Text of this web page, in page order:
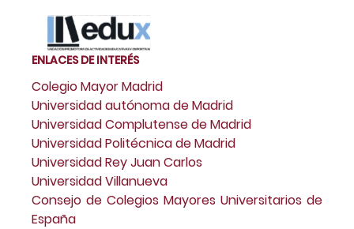
ENLACES DE INTERÉS
Colegio Mayor Madrid
Universidad autónoma de Madrid
Universidad Complutense de Madrid
Universidad Politécnica de Madrid
Universidad Rey Juan Carlos
Universidad Villanueva
Consejo de Colegios Mayores Universitarios de
España